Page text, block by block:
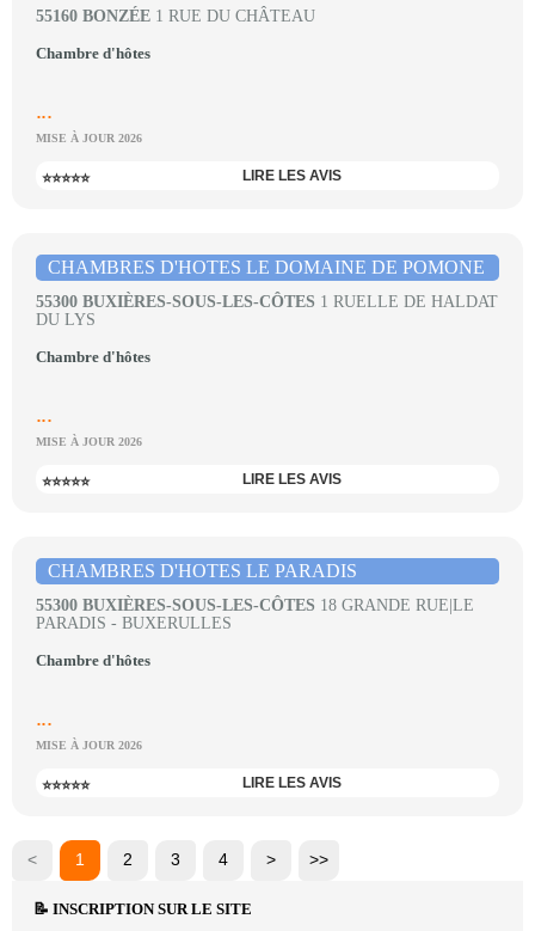
55160 BONZÉE 1 RUE DU CHÂTEAU
Chambre d'hôtes
...
MISE À JOUR 2026
⭐⭐⭐⭐⭐ LIRE LES AVIS
CHAMBRES D'HOTES LE DOMAINE DE POMONE
55300 BUXIÈRES-SOUS-LES-CÔTES 1 RUELLE DE HALDAT
DU LYS
Chambre d'hôtes
...
MISE À JOUR 2026
⭐⭐⭐⭐⭐ LIRE LES AVIS
CHAMBRES D'HOTES LE PARADIS
55300 BUXIÈRES-SOUS-LES-CÔTES 18 GRANDE RUE|LE
PARADIS - BUXERULLES
Chambre d'hôtes
...
MISE À JOUR 2026
⭐⭐⭐⭐⭐ LIRE LES AVIS
< 1 2 3 4 > >>
📝 INSCRIPTION SUR LE SITE